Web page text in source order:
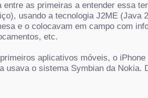
as primeiras a entender essa
usando a tecnologia J2ME
e o colocavam em campo com
etc.
aplicativos móveis, o
o sistema Symbian da Nokia.